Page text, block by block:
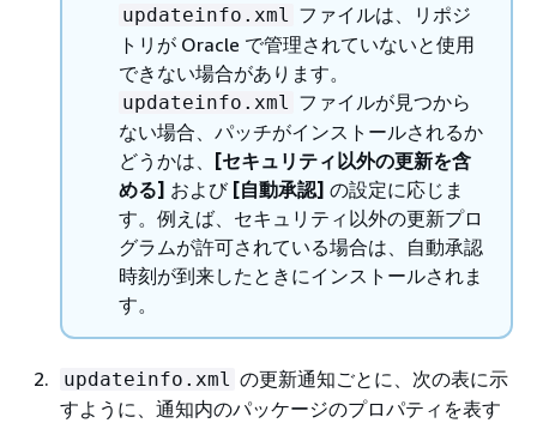
updateinfo.xml
ファイルは、リポジ
トリが Oracle で管理されていないと使用
できない場合があります。
updateinfo.xml
ファイルが見つから
ない場合、パッチがインストールされるか
どうかは、 [セキュリティ以外の更新を含
める] および [自動承認] の設定に応じま
す。例えば、セキュリティ以外の更新プロ
グラムが許可されている場合は、自動承認
時刻が到来したときにインストールされま
す。
updateinfo.xml の更新通知ごとに、次の表に示
すように、通知内のパッケージのプロパティを表す